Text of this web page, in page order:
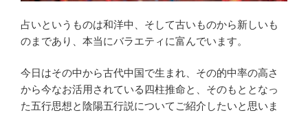
占いというものは和洋中、そして古いものから新しいも
のまであり、本当にバラエティに富んでいます。
今日はその中から古代中国で生まれ、その的中率の高さ
から今なお活用されている四柱推命と、そのもととなっ
た五行思想と陰陽五行説についてご紹介したいと思いま